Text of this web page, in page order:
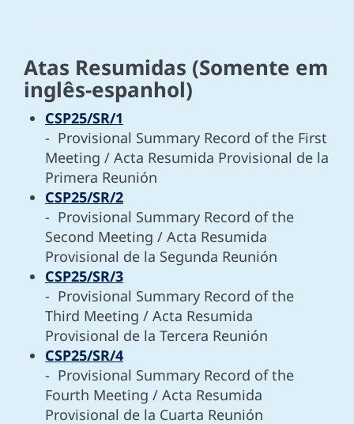
Atas Resumidas (Somente em
inglês-espanhol)
CSP25/SR/1
- Provisional Summary Record of the First
Meeting / Acta Resumida Provisional de la
Primera Reunión
CSP25/SR/2
- Provisional Summary Record of the
Second Meeting / Acta Resumida
Provisional de la Segunda Reunión
CSP25/SR/3
- Provisional Summary Record of the
Third Meeting / Acta Resumida
Provisional de la Tercera Reunión
CSP25/SR/4
- Provisional Summary Record of the
Fourth Meeting / Acta Resumida
Provisional de la Cuarta Reunión